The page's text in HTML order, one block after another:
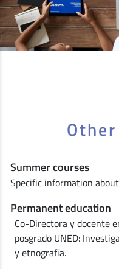
Summer courses
Specific information
Permanent education
Co-Directora y docente
posgrado UNED:
y etnografía.